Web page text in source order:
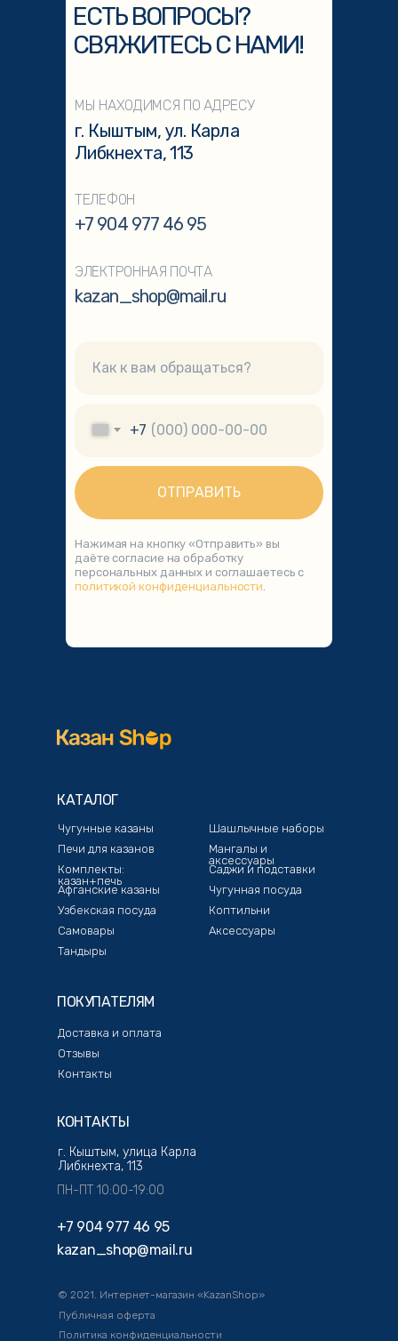
+7
ОТПРАВИТЬ
Нажимая на кнопку «Отправить» вы
даёте согласие на обработку
персональных данных и соглашаетесь с
политикой конфиденциальности
г. Кыштым, ул. Карла
Либкнехта, 113
ЭЛЕКТРОННАЯ ПОЧТА
МЫ НАХОДИМСЯ ПО АДРЕСУ
ТЕЛЕФОН
+7 904 977 46 95
kazan_shop@mail.ru
ЕСТЬ ВОПРОСЫ?
СВЯЖИТЕСЬ С НАМИ!
КАТАЛОГ
ПОКУПАТЕЛЯМ
ПН-ПТ 10:00-19:00
© 2021. Интернет-магазин «KazanShop»
Чугунные казаны
Печи для казанов
Комплекты:
казан+печь
Афганские казаны
Узбекская посуда
Шашлычные наборы
Мангалы и
аксессуары
Доставка и оплата
Отзывы
Контакты
Саджи и подставки
Аксессуары
Политика конфиденциальности
Самовары
Коптильни
Чугунная посуда
Тандыры
КОНТАКТЫ
г. Кыштым, улица Карла
Либкнехта, 113
+7 904 977 46 95
kazan_shop@mail.ru
Публичная оферта